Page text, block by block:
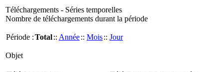
Téléchargements - Séries temporelles
Nombre de téléchargements durant la période
Période :Total:: Année:: Mois:: Jour
Objet